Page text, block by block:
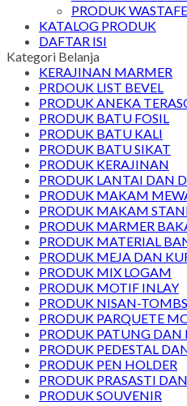
PRODUK
KATALOG PRODUK
DAFTAR ISI
Kategori Belanja
KERAJINAN MARMER
PRDOUK LIST BEVEL
PRODUK ANEKA
PRODUK BATU FOSIL
PRODUK BATU KALI
PRODUK BATU SIKAT
PRODUK KERAJINAN
PRODUK LANTAI DAN
PRODUK MAKAM
PRODUK MAKAM
PRODUK MARMER
PRODUK MATERIAL
PRODUK MEJA DAN
PRODUK MIX LOGAM
PRODUK MOTIF INLAY
PRODUK NISAN-
PRODUK PARQUETE
PRODUK PATUNG DAN
PRODUK PEDESTAL
PRODUK PEN HOLDER
PRODUK PRASASTI
PRODUK SOUVENIR